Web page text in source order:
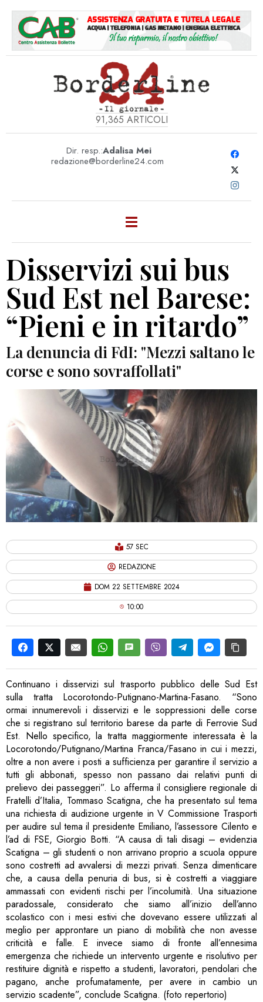
91,365 ARTICOLI
Dir. resp.:Adalisa Mei
redazione@borderline24.com
Disservizi sui bus
Sud Est nel Barese:
“Pieni e in ritardo”
La denuncia di FdI: "Mezzi saltano le
corse e sono sovraffollati"
57 SEC
REDAZIONE
DOM 22 SETTEMBRE 2024
10:00
Continuano i disservizi sul trasporto pubblico delle Sud Est
sulla tratta Locorotondo-Putignano-Martina-Fasano. “Sono
ormai innumerevoli i disservizi e le soppressioni delle corse
che si registrano sul territorio barese da parte di Ferrovie Sud
Est. Nello specifico, la tratta maggiormente interessata è la
Locorotondo/Putignano/Martina Franca/Fasano in cui i mezzi,
oltre a non avere i posti a sufficienza per garantire il servizio a
tutti gli abbonati, spesso non passano dai relativi punti di
prelievo dei passeggeri”. Lo afferma il consigliere regionale di
Fratelli d’Italia, Tommaso Scatigna, che ha presentato sul tema
una richiesta di audizione urgente in V Commissione Trasporti
per audire sul tema il presidente Emiliano, l’assessore Cilento e
l’ad di FSE, Giorgio Botti. “A causa di tali disagi – evidenzia
Scatigna – gli studenti o non arrivano proprio a scuola oppure
sono costretti ad avvalersi di mezzi privati. Senza dimenticare
che, a causa della penuria di bus, si è costretti a viaggiare
ammassati con evidenti rischi per l’incolumità. Una situazione
paradossale, considerato che siamo all’inizio dell’anno
scolastico con i mesi estivi che dovevano essere utilizzati al
meglio per approntare un piano di mobilità che non avesse
criticità e falle. E invece siamo di fronte all’ennesima
emergenza che richiede un intervento urgente e risolutivo per
restituire dignità e rispetto a studenti, lavoratori, pendolari che
pagano, anche profumatamente, per avere in cambio un
servizio scadente”, conclude Scatigna. (foto repertorio)